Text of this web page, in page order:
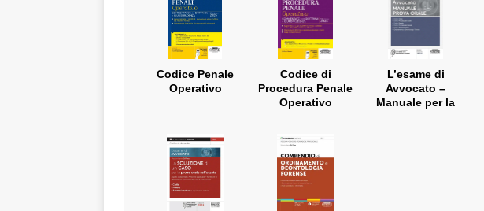
Codice Penale
Operativo
Codice di
Procedura Penale
Operativo
L’esame di
Avvocato –
Manuale per la